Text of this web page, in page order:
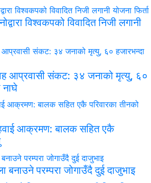
विश्वकपको विवादित निजी लगानी
आप्रवासी संकट: ३४ जनाको मृत्यु, ६०
नाघे
हवाई आक्रमण: बालक सहित एकै
बनाउने परम्परा जोगाउँदै दुई दाजुभाइ